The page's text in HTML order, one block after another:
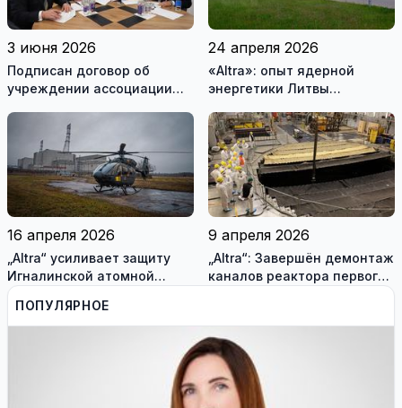
3 июня 2026
Подписан договор об
учреждении ассоциации
24 апреля 2026
«Altra»: опыт ядерной
энергетики Литвы
(фотогалерея)
16 апреля 2026
„Altra“ усиливает защиту
Игналинской атомной
электростанции и
оценивает новые риски
9 апреля 2026
„Altra“: Завершён демонтаж
каналов реактора первого
ПОПУЛЯРНОЕ